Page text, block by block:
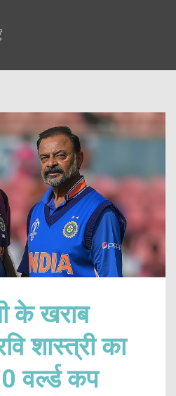
के खराब
शास्त्री का
वर्ल्ड कप